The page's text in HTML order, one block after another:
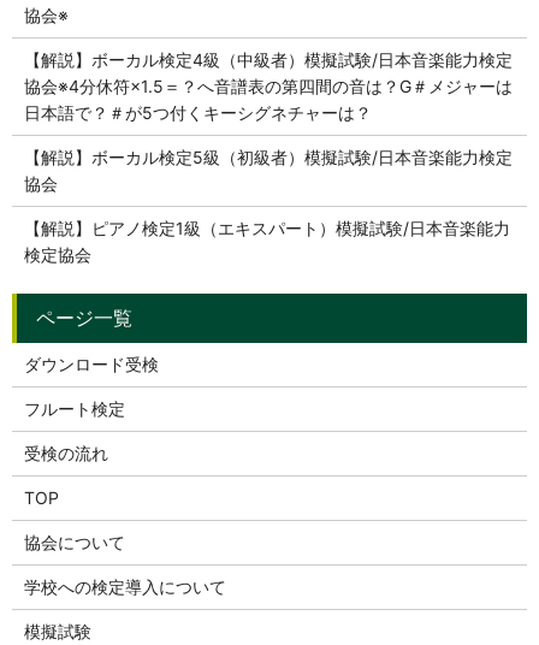
協会※
【解説】ボーカル検定4級（中級者）模擬試験/日本音楽能力検定
協会※4分休符×1.5＝？へ音譜表の第四間の音は？G＃メジャーは
日本語で？＃が5つ付くキーシグネチャーは？
【解説】ボーカル検定5級（初級者）模擬試験/日本音楽能力検定
協会
【解説】ピアノ検定1級（エキスパート）模擬試験/日本音楽能力
検定協会
ダウンロード受検
フルート検定
受検の流れ
TOP
協会について
学校への検定導入について
模擬試験